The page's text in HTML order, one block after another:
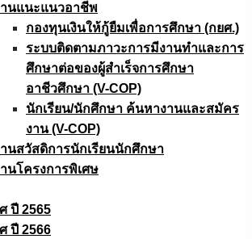
านแนะแนวอาชีพ
กองทุนเงินให้กู้ยืมเพื่อการศึกษา (กยศ.)
ระบบติดตามภาวะการมีงานทำและการ
ศึกษาต่อของผู้สำเร็จการศึกษา
อาชีวศึกษา (V-COP)
นักเรียน/นักศึกษา ค้นหางานและสมัคร
งาน (V-COP)
นสวัสดิการนักเรียนนักศึกษา
นโครงการพิเศษ
ปี 2565
ปี 2566